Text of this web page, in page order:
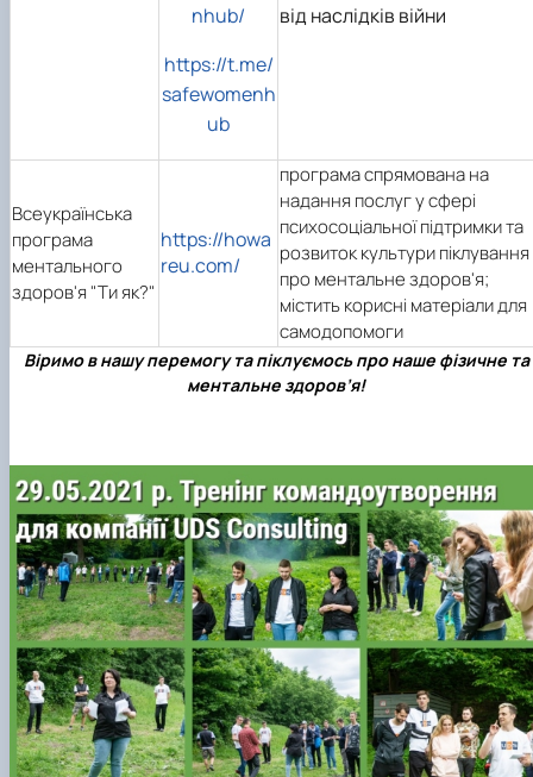
nhub/
https://t.me/
safewomenh
ub
від наслідків війни
Всеукраїнська
програма
ментального
здоров'я "Ти як?"
https://howa
reu.com/
програма спрямована на
надання послуг у сфері
психосоціальної підтримки та
розвиток культури піклування
про ментальне здоров'я;
містить корисні матеріали для
самодопомоги
Віримо в нашу перемогу та піклуємось про наше фізичне та
ментальне здоров’я!